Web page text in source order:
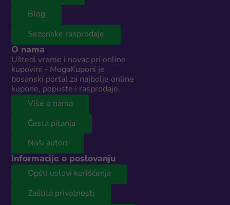
Blog
Sezonske rasprodaje
O nama
Uštedi vreme i novac pri online
kupovini - MegaKuponi je
bosanski portal za najbolje online
kupone, popuste i rasprodaje.
Više o nama
Česta pitanja
Naši autori
Informacije o poslovanju
Opšti uslovi korišćenja
Zaštita privatnosti